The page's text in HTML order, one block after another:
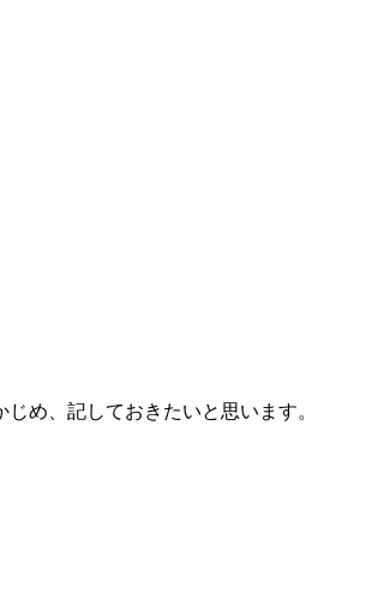
め、記しておきたいと思います。